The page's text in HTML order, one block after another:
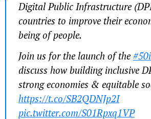
Digital Public Infrastructure
countries to improve their
being of people.
Join us for the launch of the
discuss how building inclusive
strong economies & equitable
https://t.co/SB2QDNJp2I
pic.twitter.com/S01Rpxq1VP